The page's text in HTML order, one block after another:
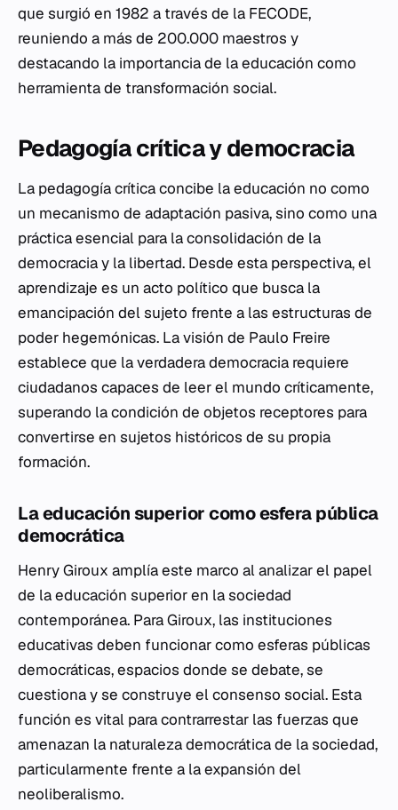
que surgió en 1982 a través de la FECODE,
reuniendo a más de 200.000 maestros y
destacando la importancia de la educación como
herramienta de transformación social.
Pedagogía crítica y democracia
La pedagogía crítica concibe la educación no como
un mecanismo de adaptación pasiva, sino como una
práctica esencial para la consolidación de la
democracia y la libertad. Desde esta perspectiva, el
aprendizaje es un acto político que busca la
emancipación del sujeto frente a las estructuras de
poder hegemónicas. La visión de Paulo Freire
establece que la verdadera democracia requiere
ciudadanos capaces de leer el mundo críticamente,
superando la condición de objetos receptores para
convertirse en sujetos históricos de su propia
formación.
La educación superior como esfera pública
democrática
Henry Giroux amplía este marco al analizar el papel
de la educación superior en la sociedad
contemporánea. Para Giroux, las instituciones
educativas deben funcionar como esferas públicas
democráticas, espacios donde se debate, se
cuestiona y se construye el consenso social. Esta
función es vital para contrarrestar las fuerzas que
amenazan la naturaleza democrática de la sociedad,
particularmente frente a la expansión del
neoliberalismo.